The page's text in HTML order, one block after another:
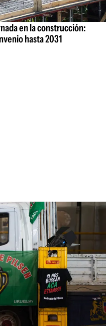
en la construcción:
hasta 2031